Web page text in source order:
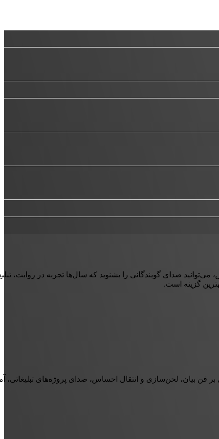
صدای گویندگانی را بشنوید که سال‌ها تجربه در روایت،
گزینه است.
فن بیان، لحن‌سازی و انتقال احساس، صدای پروژه‌های